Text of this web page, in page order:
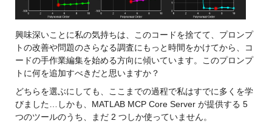
興味深いことに私の気持ちは、このコードを捨てて、プロンプ
トの改善や問題のさらなる調査にもっと時間をかけてから、コ
ードの手作業編集を始める方向に傾いています。このプロンプ
トに何を追加すべきだと思いますか？
どちらを選ぶにしても、ここまでの過程で私はすでに多くを学
びました…しかも、MATLAB MCP Core Server が提供する 5
つのツールのうち、まだ 2 つしか使っていません。